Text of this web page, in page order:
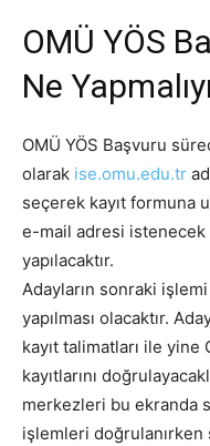
OMÜ YÖS
Ne
OMÜ YÖS Başvuru
olarak ise.omu.edu.tr
seçerek kayıt formuna
e-mail adresi istenecek
yapılacaktır.
Adayların sonraki
yapılması olacaktır.
kayıt talimatları ile
kayıtlarını
merkezleri bu ekranda
işlemleri doğrulanırken